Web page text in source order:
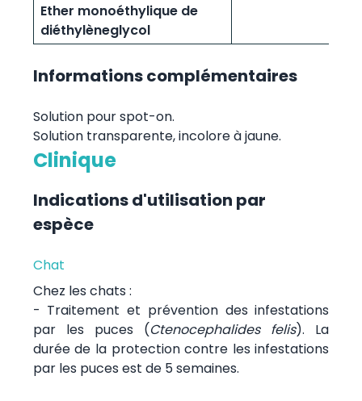
Ether monoéthylique de
diéthylèneglycol
Informations complémentaires
Solution pour spot-on.
Solution transparente, incolore à jaune.
Clinique
Indications d'utilisation par
espèce
Chat
Chez les chats :
- Traitement et prévention des infestations
par les puces (Ctenocephalides felis). La
durée de la protection contre les infestations
par les puces est de 5 semaines.